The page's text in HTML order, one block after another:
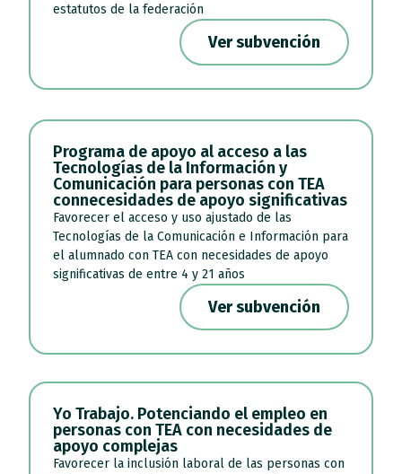
estatutos de la federación
Ver subvención
Programa de apoyo al acceso a las
Tecnologías de la Información y
Comunicación para personas con TEA
connecesidades de apoyo significativas
Favorecer el acceso y uso ajustado de las
Tecnologías de la Comunicación e Información para
el alumnado con TEA con necesidades de apoyo
significativas de entre 4 y 21 años
Ver subvención
Yo Trabajo. Potenciando el empleo en
personas con TEA con necesidades de
apoyo complejas
Favorecer la inclusión laboral de las personas con